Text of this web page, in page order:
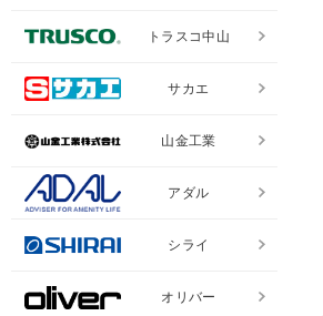
トラスコ中山
サカエ
山金工業
アダル
シライ
オリバー